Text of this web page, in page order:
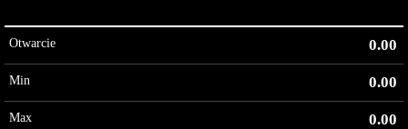
Otwarcie 0.00
Min 0.00
Max 0.00